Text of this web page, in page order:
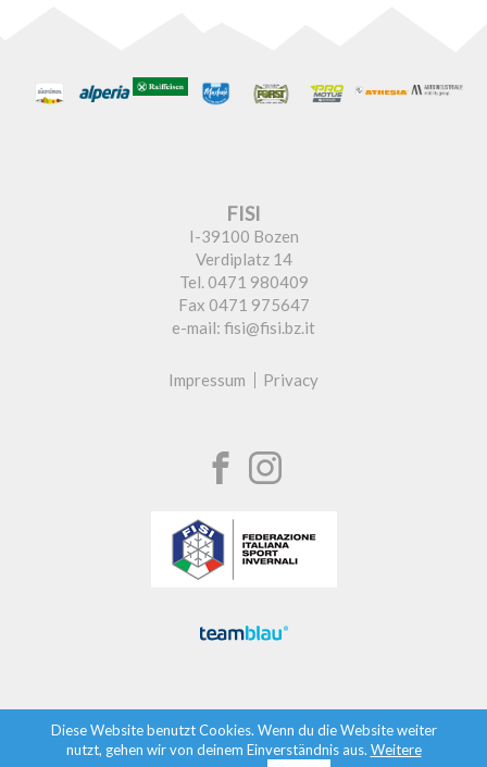
FISI
I-39100 Bozen
Verdiplatz 14
Tel. 0471 980409
Fax 0471 975647
e-mail: fisi@fisi.bz.it
Impressum Privacy
Diese Website benutzt Cookies. Wenn du die Website weiter
nutzt, gehen wir von deinem Einverständnis aus. Weitere